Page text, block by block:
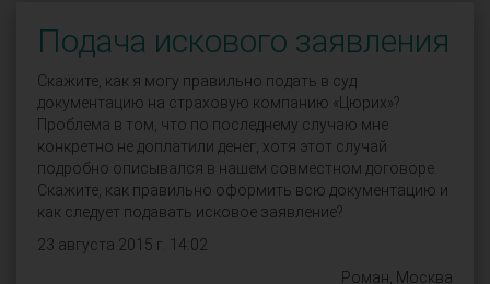
Подача искового заявления
Скажите, как я могу правильно подать в суд
документацию на страховую компанию «Цюрих»?
Проблема в том, что по последнему случаю мне
конкретно не доплатили денег, хотя этот случай
подробно описывался в нашем совместном договоре.
Скажите, как правильно оформить всю документацию и
как следует подавать исковое заявление?
23 августа 2015 г. 14:02
Роман, Москва